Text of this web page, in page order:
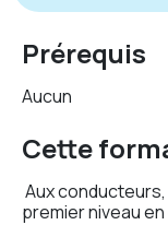
Prérequis
Aucun
Cette
Aux
premier niveau